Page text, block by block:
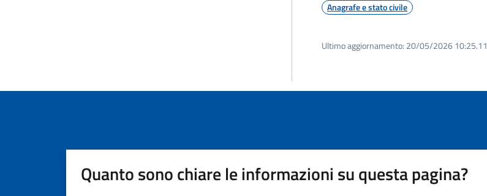
Anagrafe e stato civile
Ultimo aggiornamento: 20/05/2026 10:25.11
Quanto sono chiare le informazioni su questa pagina?